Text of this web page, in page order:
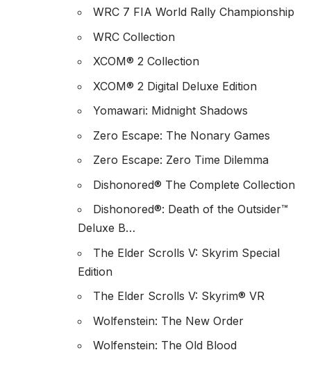
WRC 7 FIA World Rally Championship
WRC Collection
XCOM® 2 Collection
XCOM® 2 Digital Deluxe Edition
Yomawari: Midnight Shadows
Zero Escape: The Nonary Games
Zero Escape: Zero Time Dilemma
Dishonored® The Complete Collection
Dishonored®: Death of the Outsider™
Deluxe B…
The Elder Scrolls V: Skyrim Special
Edition
The Elder Scrolls V: Skyrim® VR
Wolfenstein: The New Order
Wolfenstein: The Old Blood